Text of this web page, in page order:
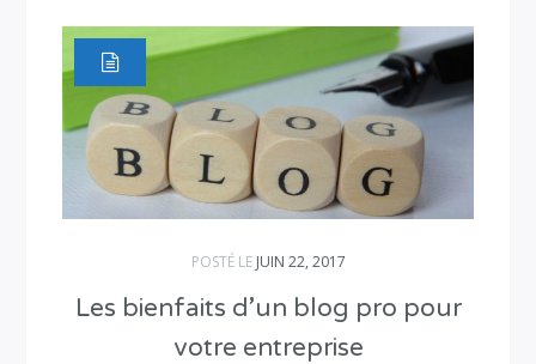
POSTÉ LE JUIN 22, 2017
Les bienfaits d’un blog pro pour
votre entreprise